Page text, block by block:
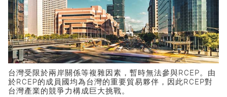
台灣受限於兩岸關係等複雜因素，暫時無法參與RCEP。由
於RCEP的成員國均為台灣的重要貿易夥伴，因此RCEP對
台灣產業的競爭力構成巨大挑戰。